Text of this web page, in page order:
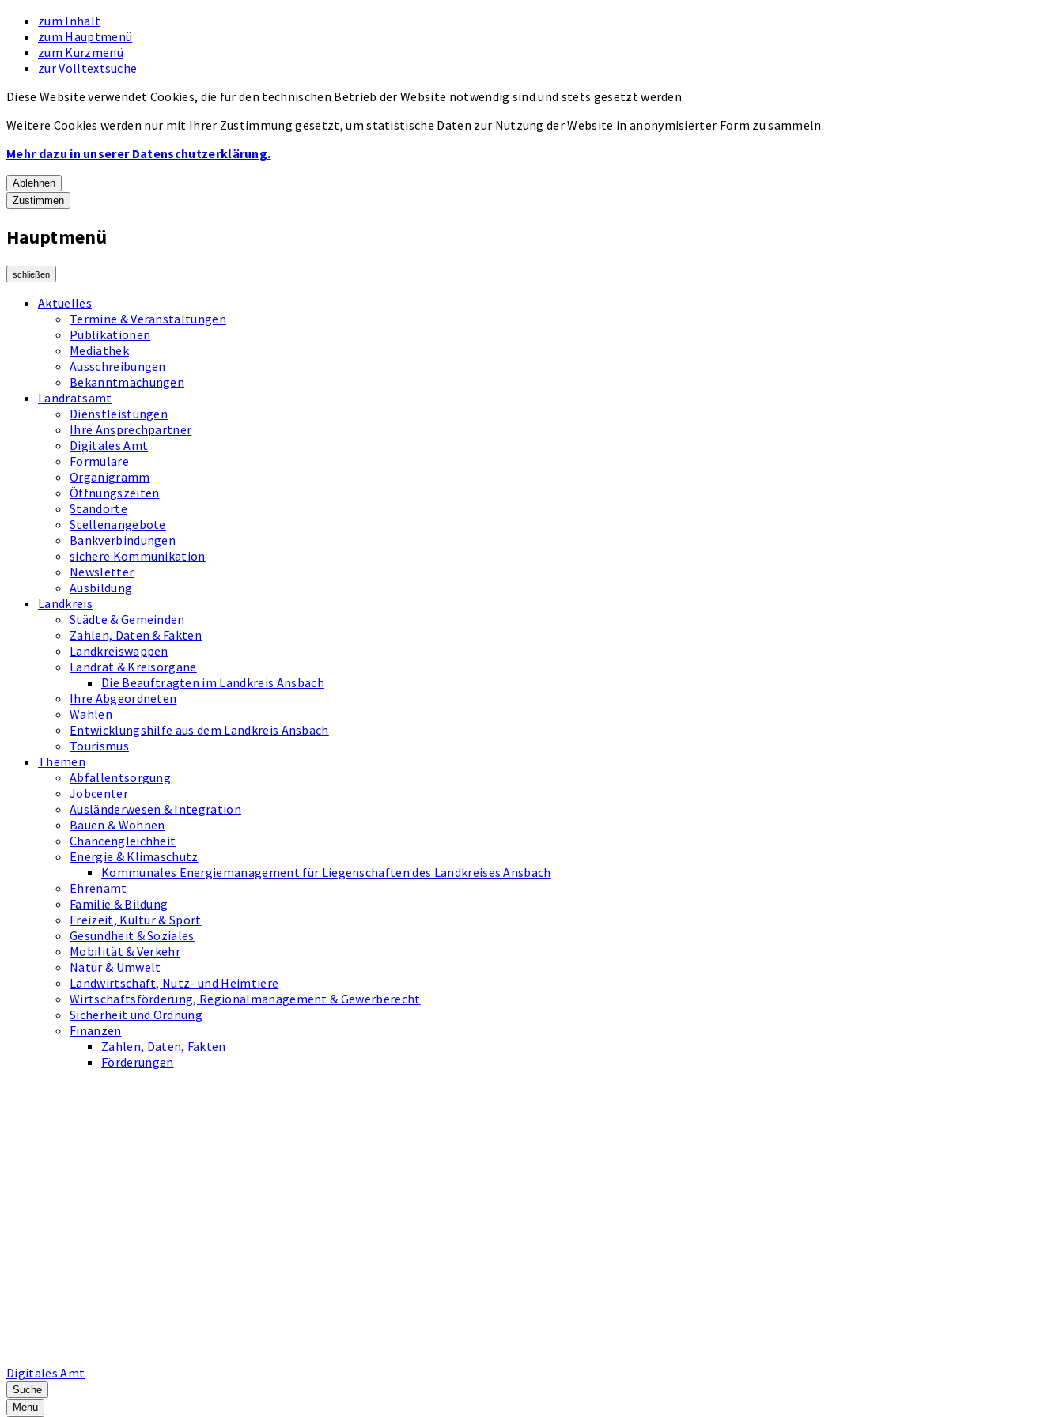
zum Inhalt
zum Hauptmenü
zum Kurzmenü
zur Volltextsuche
Diese Website verwendet Cookies, die für den technischen Betrieb der Website notwendig sind und stets gesetzt werden.
Weitere Cookies werden nur mit Ihrer Zustimmung gesetzt, um statistische Daten zur Nutzung der Website in anonymisierter Form zu sammeln.
Mehr dazu in unserer Datenschutzerklärung.
Ablehnen
Zustimmen
Hauptmenü
schließen
Aktuelles
Termine & Veranstaltungen
Publikationen
Mediathek
Ausschreibungen
Bekanntmachungen
Landratsamt
Dienstleistungen
Ihre Ansprechpartner
Digitales Amt
Formulare
Organigramm
Öffnungszeiten
Standorte
Stellenangebote
Bankverbindungen
sichere Kommunikation
Newsletter
Ausbildung
Landkreis
Städte & Gemeinden
Zahlen, Daten & Fakten
Landkreiswappen
Landrat & Kreisorgane
Die Beauftragten im Landkreis Ansbach
Ihre Abgeordneten
Wahlen
Entwicklungshilfe aus dem Landkreis Ansbach
Tourismus
Themen
Abfallentsorgung
Jobcenter
Ausländerwesen & Integration
Bauen & Wohnen
Chancengleichheit
Energie & Klimaschutz
Kommunales Energiemanagement für Liegenschaften des Landkreises Ansbach
Ehrenamt
Familie & Bildung
Freizeit, Kultur & Sport
Gesundheit & Soziales
Mobilität & Verkehr
Natur & Umwelt
Landwirtschaft, Nutz- und Heimtiere
Wirtschaftsförderung, Regionalmanagement & Gewerberecht
Sicherheit und Ordnung
Finanzen
Zahlen, Daten, Fakten
Förderungen
Digitales Amt
Suche
Menü